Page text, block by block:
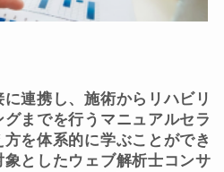
連携し、施術からリハビリ
までを行うマニュアルセラ
を体系的に学ぶことができ
としたウェブ解析士コンサ